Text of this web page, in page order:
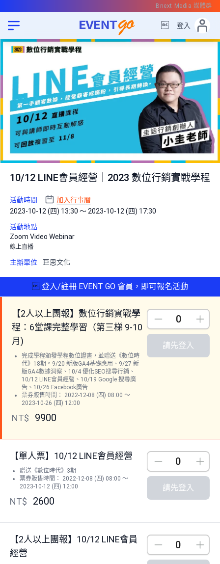
Bnext Media 媒體群
 登入
10/12 LINE會員經營｜2023 數位行銷實戰學程
活動時間
加入行事曆
2023-10-12 (四) 13:30 ～ 2023-10-12 (四) 17:30
活動地點
Zoom Video Webinar
線上直播
主辦單位 巨思文化
 登入/註冊 EVENT GO 會員，即可報名活動
【2人以上團報】數位行銷實戰學
程：6堂課完整學習（第三梯 9-10
月)
完成學程頒發學程數位證書，並贈送《數位時
代》18期。9/20 新版GA4基礎應用、9/27 新
版GA4數據洞察、10/4 優化SEO搜尋行銷、
10/12 LINE會員經營、10/19 Google 搜尋廣
告、10/26 Facebook廣告
票券販售時間： 2022-12-08 (四) 08:00 ～
2023-10-26 (四) 12:00
NT$ 9900
Down
請先登入
【單人票】10/12 LINE會員經營
贈送《數位時代》3期
票券販售時間： 2022-12-08 (四) 08:00 ～
2023-10-12 (四) 12:00
NT$ 2600
Down
請先登入
【2人以上團報】10/12 LINE會員
經營
Down